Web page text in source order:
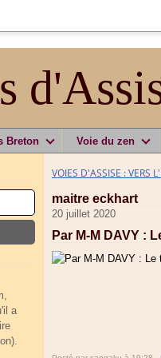
Breton Voie du zen
a
VOIES D'ASSISE : VERS
maitre eckhart
20 juillet 2020
Par M-M DAVY :